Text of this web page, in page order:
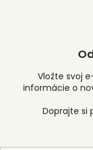
Vložte svoj
informácie o